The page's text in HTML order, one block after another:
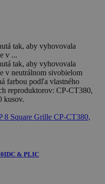
tak, aby vyhovovala
v ...
tak, aby vyhovovala
v neutrálnom sivobielom
farbou podľa vlastného
reproduktorov: CP-CT380,
kusov.
& PLIC